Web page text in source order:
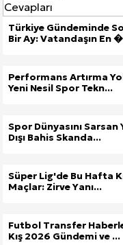
Türkiye Gündeminde
Bir Ay: Vatandaşın En
Performans Artırma
Yeni Nesil Spor Tekn...
Spor Dünyasını Sarsan
Dışı Bahis Skanda...
Süper Lig'de Bu Hafta
Maçlar: Zirve Yanı...
Futbol Transfer
Kış 2026 Gündemi ve ...